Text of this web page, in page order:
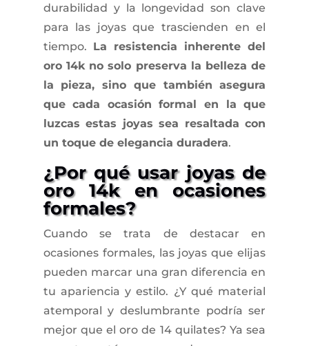
durabilidad y la longevidad son clave
para las joyas que trascienden en el
tiempo. La resistencia inherente del
oro 14k no solo preserva la belleza de
la pieza, sino que también asegura
que cada ocasión formal en la que
luzcas estas joyas sea resaltada con
un toque de elegancia duradera.
¿Por qué usar joyas de
oro 14k en ocasiones
formales?
Cuando se trata de destacar en
ocasiones formales, las joyas que elijas
pueden marcar una gran diferencia en
tu apariencia y estilo. ¿Y qué material
atemporal y deslumbrante podría ser
mejor que el oro de 14 quilates? Ya sea